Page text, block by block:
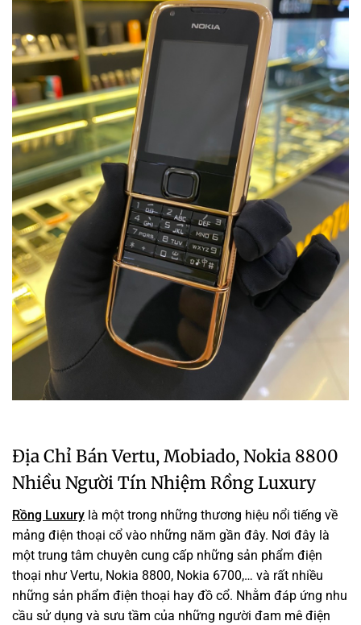
Địa Chỉ Bán Vertu, Mobiado, Nokia 8800
Nhiều Người Tín Nhiệm Rồng Luxury
Rồng Luxury là một trong những thương hiệu nổi tiếng về
mảng điện thoại cổ vào những năm gần đây. Nơi đây là
một trung tâm chuyên cung cấp những sản phẩm điện
thoại như Vertu, Nokia 8800, Nokia 6700,… và rất nhiều
những sản phẩm điện thoại hay đồ cổ. Nhằm đáp ứng nhu
cầu sử dụng và sưu tầm của những người đam mê điện